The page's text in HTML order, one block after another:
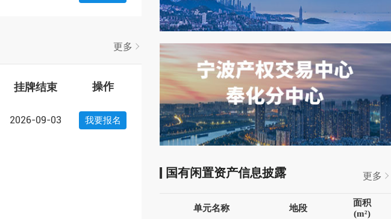
更多
挂牌结束 操作
2026-09-03 我要报名
项目编号 项目名称
国有闲置资产信息披露 更多
单元名称 地段
面积
(m²)